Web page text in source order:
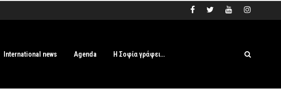
International news Agenda Η Σοφία γράφει…